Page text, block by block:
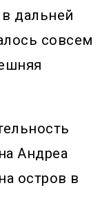
дальней
совсем
Андреа
остров в